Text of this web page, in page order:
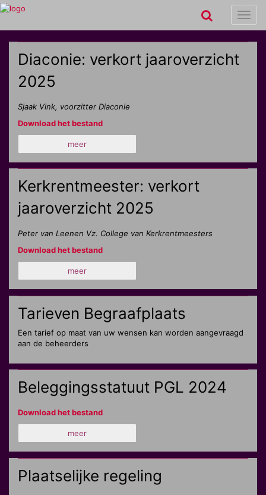
Diaconie: verkort jaaroverzicht
2025
Sjaak Vink, voorzitter Diaconie
Download het bestand
meer
Kerkrentmeester: verkort
jaaroverzicht 2025
Peter van Leenen Vz. College van Kerkrentmeesters
Download het bestand
meer
Tarieven Begraafplaats
Een tarief op maat van uw wensen kan worden aangevraagd
aan de beheerders
Beleggingsstatuut PGL 2024
Download het bestand
meer
Plaatselijke regeling